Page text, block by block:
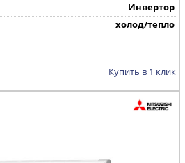
Инвертор
холод/тепло
Купить в 1 клик